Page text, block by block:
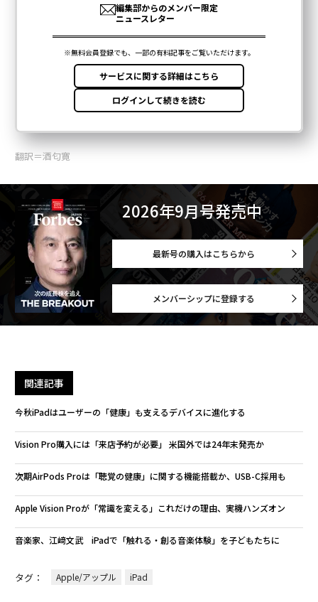
翻訳＝酒匂寛
2026年9月号発売中
最新号の購入はこちらから
メンバーシップに登録する
関連記事
今秋iPadはユーザーの「健康」も支えるデバイスに進化する
Vision Pro購入には「来店予約が必要」 米国外では24年末発売か
次期AirPods Proは「聴覚の健康」に関する機能搭載か、USB-C採用も
Apple Vision Proが「常識を変える」これだけの理由、実機ハンズオン
音楽家、江﨑文武 iPadで「触れる・創る音楽体験」を子どもたちに
タグ： Apple/アップル iPad